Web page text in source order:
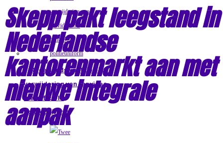
Nederlandse politie eist
verwijdering van rapvideo
met officiële
politieuniform
Skepp pakt leegstand in
Nederlandse
kantorenmarkt aan met
nieuwe integrale
aanpak